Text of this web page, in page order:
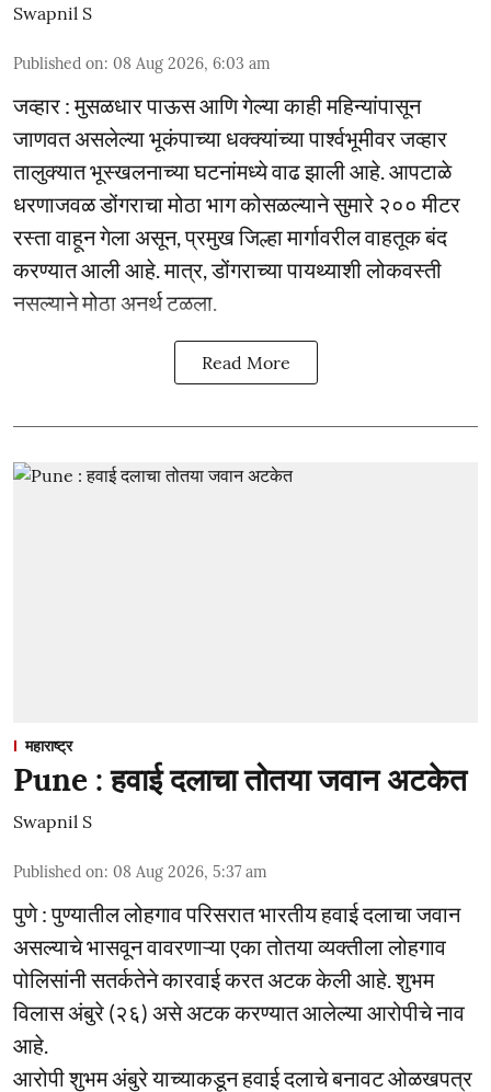
Swapnil S
Published on: 08 Aug 2026, 6:03 am
जव्हार : मुसळधार पाऊस आणि गेल्या काही महिन्यांपासून
जाणवत असलेल्या भूकंपाच्या धक्क्यांच्या पार्श्वभूमीवर जव्हार
तालुक्यात भूस्खलनाच्या घटनांमध्ये वाढ झाली आहे. आपटाळे
धरणाजवळ डोंगराचा मोठा भाग कोसळल्याने सुमारे २०० मीटर
रस्ता वाहून गेला असून, प्रमुख जिल्हा मार्गावरील वाहतूक बंद
करण्यात आली आहे. मात्र, डोंगराच्या पायथ्याशी लोकवस्ती
नसल्याने मोठा अनर्थ टळला.
Read More
महाराष्ट्र
Pune : हवाई दलाचा तोतया जवान अटकेत
Swapnil S
Published on: 08 Aug 2026, 5:37 am
पुणे : पुण्यातील लोहगाव परिसरात भारतीय हवाई दलाचा जवान
असल्याचे भासवून वावरणाऱ्या एका तोतया व्यक्तीला लोहगाव
पोलिसांनी सतर्कतेने कारवाई करत अटक केली आहे. शुभम
विलास अंबुरे (२६) असे अटक करण्यात आलेल्या आरोपीचे नाव
आहे.
आरोपी शुभम अंबुरे याच्याकडून हवाई दलाचे बनावट ओळखपत्र